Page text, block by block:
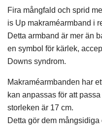
Fira mångfald och sprid
is Up makraméarmband i
Detta armband är mer än
en symbol för kärlek,
Downs syndrom.
Makraméarmbanden har
kan anpassas för att
storleken är 17 cm.
Detta gör dem